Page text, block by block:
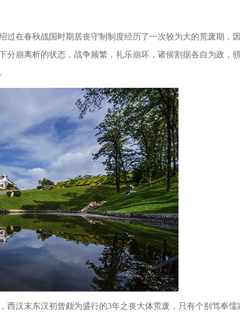
在春秋战国时期居丧守制制度经历了一次较为大的荒废期，
崩离析的状态，战争频繁，礼乐崩坏，诸侯割据各自为政，
西汉末东汉初曾颇为盛行的3年之丧大体荒废，只有个别笃奉儒